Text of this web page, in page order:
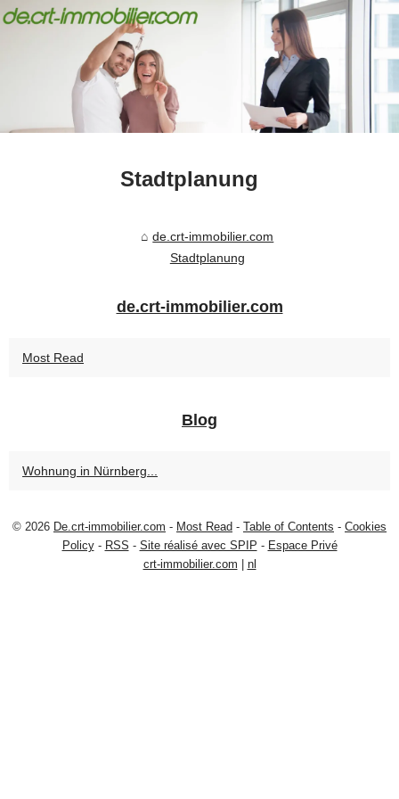
Stadtplanung
de.crt-immobilier.com
Stadtplanung
de.crt-immobilier.com
Most Read
Blog
Wohnung in Nürnberg...
© 2026 De.crt-immobilier.com - Most Read - Table of Contents - Cookies
Policy- RSS - Site réalisé avec SPIP - Espace Privé
crt-immobilier.com | nl